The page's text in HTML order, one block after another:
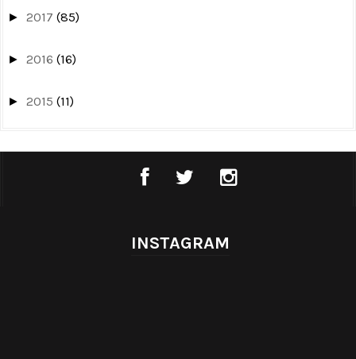
► 2017 (85)
► 2016 (16)
► 2015 (11)
INSTAGRAM